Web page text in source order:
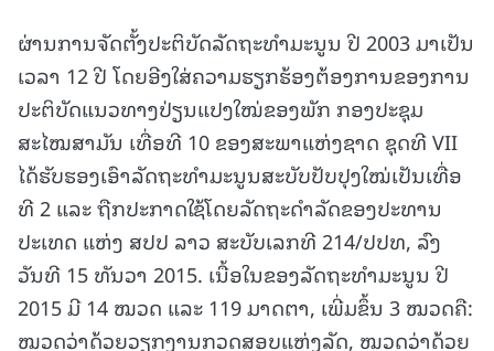
ຜ່ານການຈັດຕັ້ງປະຕິບັດລັດຖະທຳມະນູນ ປີ 2003 ມາເປັນ
ເວລາ 12 ປີ ໂດຍອີງໃສ່ຄວາມຮຽກຮ້ອງຕ້ອງການຂອງການ
ປະຕິບັດແນວທາງປ່ຽນແປງໃໝ່ຂອງພັກ ກອງປະຊຸມ
ສະໄໝສາມັນ ເທື່ອທີ 10 ຂອງສະພາແຫ່ງຊາດ ຊຸດທີ VII
ໄດ້ຮັບຮອງເອົາລັດຖະທຳມະນູນສະບັບປັບປຸງໃໝ່ເປັນເທື່ອ
ທີ 2 ແລະ ຖືກປະກາດໃຊ້ໂດຍລັດຖະດຳລັດຂອງປະທານ
ປະເທດ ແຫ່ງ ສປປ ລາວ ສະບັບເລກທີ 214/ປປທ, ລົງ
ວັນທີ 15 ທັນວາ 2015. ເນື້ອໃນຂອງລັດຖະທຳມະນູນ ປີ
2015 ມີ 14 ໝວດ ແລະ 119 ມາດຕາ, ເພີ່ມຂຶ້ນ 3 ໝວດຄື:
ໝວດວ່າດ້ວຍວຽກງານກວດສອບແຫ່ງລັດ, ໝວດວ່າດ້ວຍ